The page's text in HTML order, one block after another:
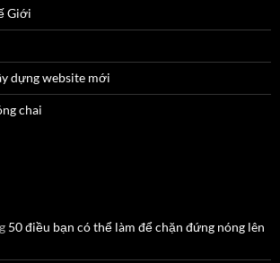
Giới
dựng website mới
chai
50 điều bạn có thể làm để chặn đứng nóng lên